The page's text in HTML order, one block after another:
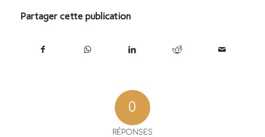
Partager cette publication
0
RÉPONSES